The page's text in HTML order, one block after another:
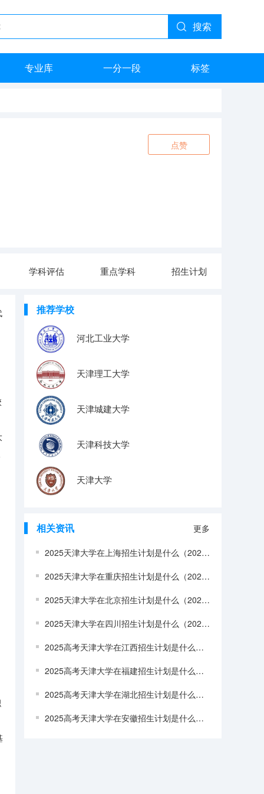
搜索
专业库 一分一段 标签
点赞
学科评估 重点学科 招生计划
推荐学校
河北工业大学
天津理工大学
天津城建大学
天津科技大学
天津大学
相关资讯 更多
2025天津大学在上海招生计划是什么（2026参考）
2025天津大学在重庆招生计划是什么（2026参考）
2025天津大学在北京招生计划是什么（2026参考）
2025天津大学在四川招生计划是什么（2026参考）
2025高考天津大学在江西招生计划是什么（2026参考）
2025高考天津大学在福建招生计划是什么（2026参考）
2025高考天津大学在湖北招生计划是什么（2026参考）
2025高考天津大学在安徽招生计划是什么（2026参考）